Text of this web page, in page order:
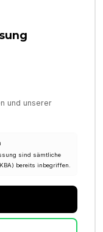
und unserer
sind sämtliche
bereits inbegriffen.